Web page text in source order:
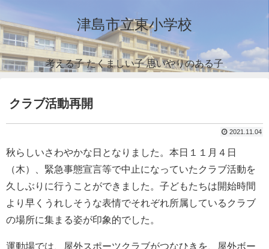
津島市立東小学校
考える子 たくましい子 思いやりのある子
クラブ活動再開
2021.11.04
秋らしいさわやかな日となりました。本日１１月４日
（木）、緊急事態宣言等で中止になっていたクラブ活動を
久しぶりに行うことができました。子どもたちは開始時間
より早くうれしそうな表情でそれぞれ所属しているクラブ
の場所に集まる姿が印象的でした。
運動場では、屋外スポーツクラブがつなひきを、屋外ボー